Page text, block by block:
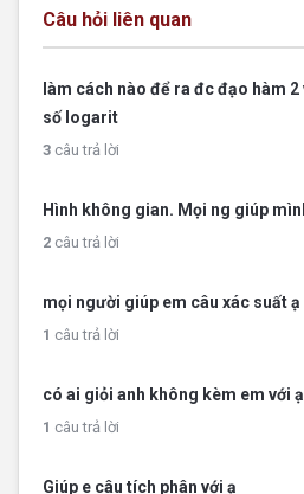
Câu hỏi liên quan
làm cách nào để ra đc đạo hàm
số logarit
3 câu trả lời
Hình không gian. Mọi ng giúp
2 câu trả lời
mọi người giúp em câu xác suất ạ
1 câu trả lời
có ai giỏi anh không kèm em với ạ
1 câu trả lời
Giúp e câu tích phân với ạ